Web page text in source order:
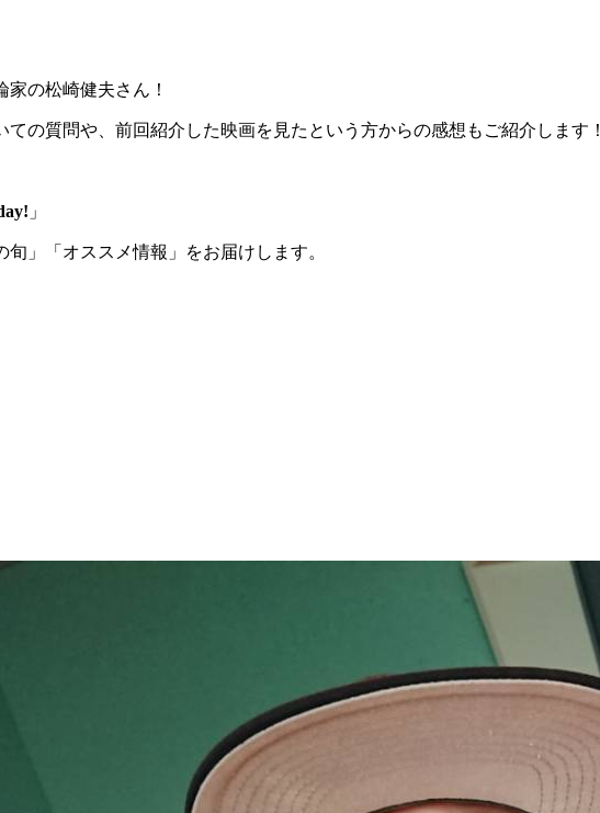
の松崎健夫さん！
の質問や、前回紹介した映画を見たという方からの感想もご紹介します！
」
」「オススメ情報」をお届けします。